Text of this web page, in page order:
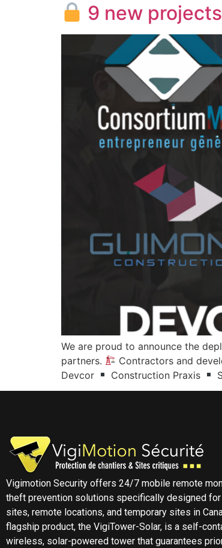
9 new
We are proud to announce the
partners.
Contractors and
Devcor
Construction Praxis
Vigimotion Security offers 24/7 mobile remote
theft prevention solutions specifically designed
sites, remote locations, and temporary sites in
flagship product, the VigiTower-Solar, is a self-
wireless, solar-powered tower that guarantees